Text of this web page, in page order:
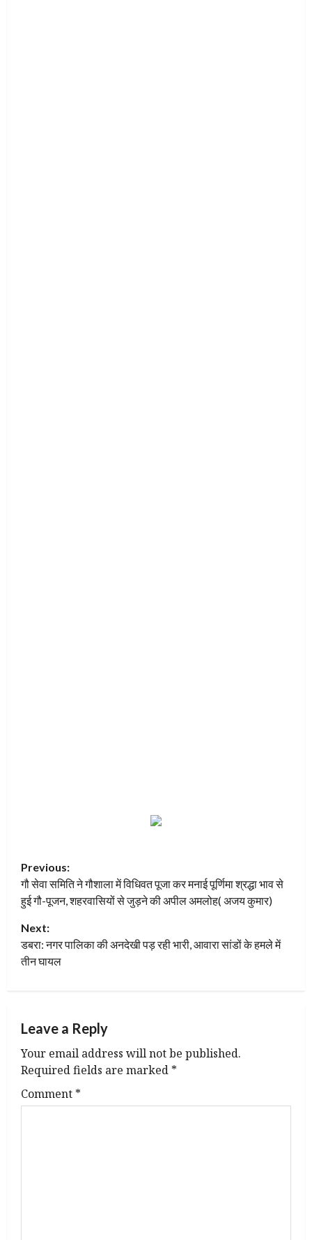
P
o
s
t
v
i
g
Previous:
गौ सेवा समिति ने गौशाला में विधिवत पूजा कर मनाई पूर्णिमा श्रद्धा भाव से
हुई गौ-पूजन, शहरवासियों से जुड़ने की अपील अमलोह( अजय कुमार)
Next:
डबरा: नगर पालिका की अनदेखी पड़ रही भारी, आवारा सांडों के हमले में
तीन घायल
Leave a Reply
Your email address will not be published.
Required fields are marked *
Comment *